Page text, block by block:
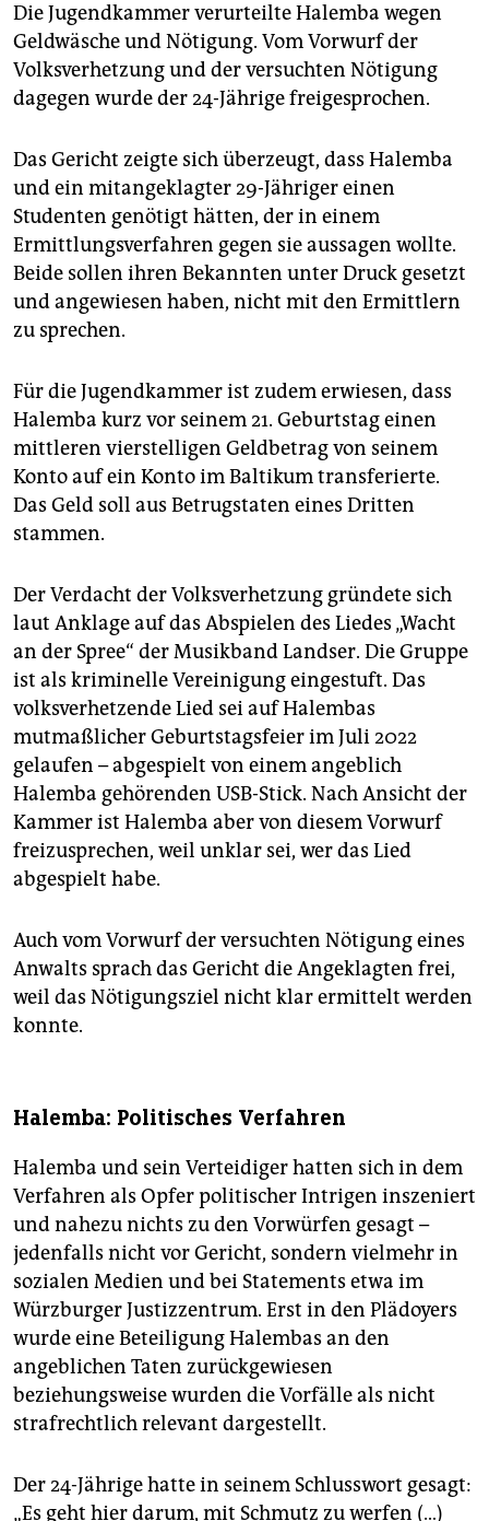
Die Jugendkammer verurteilte Halemba wegen
Geldwäsche und Nötigung. Vom Vorwurf der
Volksverhetzung und der versuchten Nötigung
dagegen wurde der 24-Jährige freigesprochen.
Das Gericht zeigte sich überzeugt, dass Halemba
und ein mitangeklagter 29-Jähriger einen
Studenten genötigt hätten, der in einem
Ermittlungsverfahren gegen sie aussagen wollte.
Beide sollen ihren Bekannten unter Druck gesetzt
und angewiesen haben, nicht mit den Ermittlern
zu sprechen.
Für die Jugendkammer ist zudem erwiesen, dass
Halemba kurz vor seinem 21. Geburtstag einen
mittleren vierstelligen Geldbetrag von seinem
Konto auf ein Konto im Baltikum transferierte.
Das Geld soll aus Betrugstaten eines Dritten
stammen.
Der Verdacht der Volksverhetzung gründete sich
laut Anklage auf das Abspielen des Liedes „Wacht
an der Spree“ der Musikband Landser. Die Gruppe
ist als kriminelle Vereinigung eingestuft. Das
volksverhetzende Lied sei auf Halembas
mutmaßlicher Geburtstagsfeier im Juli 2022
gelaufen – abgespielt von einem angeblich
Halemba gehörenden USB-Stick. Nach Ansicht der
Kammer ist Halemba aber von diesem Vorwurf
freizusprechen, weil unklar sei, wer das Lied
abgespielt habe.
Auch vom Vorwurf der versuchten Nötigung eines
Anwalts sprach das Gericht die Angeklagten frei,
weil das Nötigungsziel nicht klar ermittelt werden
konnte.
Halemba: Politisches Verfahren
Halemba und sein Verteidiger hatten sich in dem
Verfahren als Opfer politischer Intrigen inszeniert
und nahezu nichts zu den Vorwürfen gesagt –
jedenfalls nicht vor Gericht, sondern vielmehr in
sozialen Medien und bei Statements etwa im
Würzburger Justizzentrum. Erst in den Plädoyers
wurde eine Beteiligung Halembas an den
angeblichen Taten zurückgewiesen
beziehungsweise wurden die Vorfälle als nicht
strafrechtlich relevant dargestellt.
Der 24-Jährige hatte in seinem Schlusswort gesagt:
„Es geht hier darum, mit Schmutz zu werfen (…)